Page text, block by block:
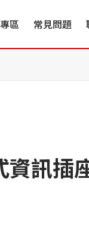
區 常見問題
訊插